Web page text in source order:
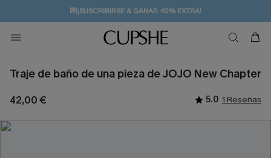
💌¡SUSCRIBIRSE & GANAR -10% EXTRA!
🚚ENVÍO GRATUITO A PARTIR DE 49 € >>
Traje de baño de una pieza de JOJO New Chapter
42,00 € 5.0 1 Reseñas